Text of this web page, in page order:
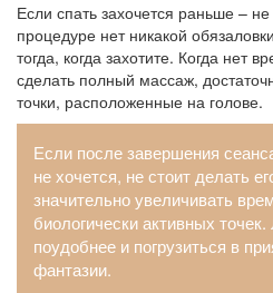
Если спать захочется раньше –
процедуре нет никакой
тогда, когда захотите. Когда нет
сделать полный массаж,
точки, расположенные на голове.
Если после завершения
не хочется, не стоит делать
значительно увеличивать
биологически активных
поудобнее и погрузиться в
фантазии.